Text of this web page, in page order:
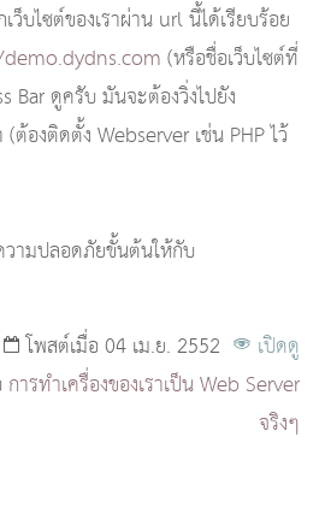
ว็บไซต์ของเราผ่าน url นี้ได้เรียบร้อย
(หรือชื่อเว็บไซต์ที่
Bar ดูครับ มันจะต้องวิ่งไปยัง
(ต้องติดตั้ง Webserver เช่น PHP ไว้
ามปลอดภัยขั้นต้นให้กับ
โพสต์เมื่อ 04 เม.ย. 2552
เปิดดู
การทำเครื่องของเราเป็น Web Server
จริงๆ